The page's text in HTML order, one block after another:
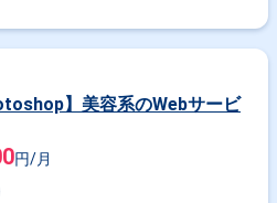
】美容系のWebサービ
円/月